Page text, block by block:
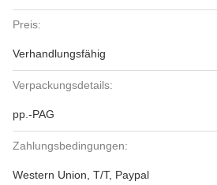
Preis:
Verhandlungsfähig
Verpackungsdetails:
pp.-PAG
Zahlungsbedingungen:
Western Union, T/T, Paypal